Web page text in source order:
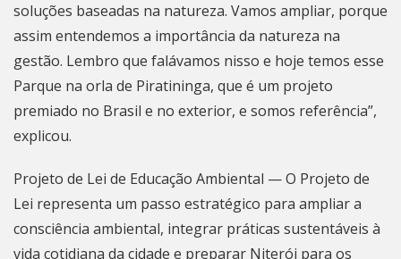
soluções baseadas na natureza. Vamos ampliar, porque
assim entendemos a importância da natureza na
gestão. Lembro que falávamos nisso e hoje temos esse
Parque na orla de Piratininga, que é um projeto
premiado no Brasil e no exterior, e somos referência”,
explicou.
Projeto de Lei de Educação Ambiental — O Projeto de
Lei representa um passo estratégico para ampliar a
consciência ambiental, integrar práticas sustentáveis à
vida cotidiana da cidade e preparar Niterói para os